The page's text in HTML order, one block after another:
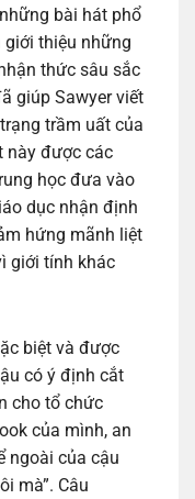
bài hát phổ
thiệu những
thức sâu sắc
giúp Sawyer viết
trầm uất của
này được các
học đưa vào
dục nhận định
hứng mãnh liệt
giới tính khác
biệt và được
có ý định cắt
cho tổ chức
của mình, an
ngoài của cậu
mà”. Câu